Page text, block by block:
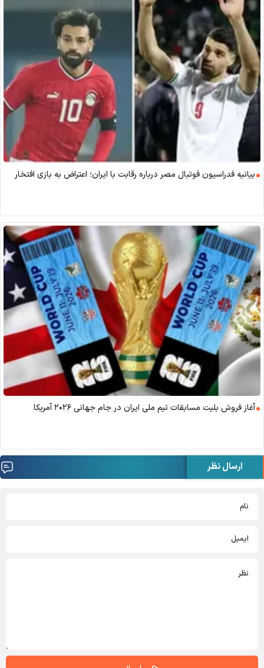
بیانیه فدراسیون فوتبال مصر درباره رقابت با ایران؛ اعتراض به بازی افتخار
آغاز فروش بلیت مسابقات تیم ملی ایران در جام جهانی ۲۰۲۶ آمریکا
ارسال نظر